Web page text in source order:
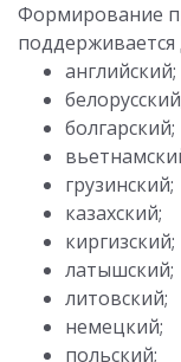
Формирование
английский;
болгарский;
грузинский;
казахский;
киргизский;
латышский;
литовский;
немецкий;
польский;